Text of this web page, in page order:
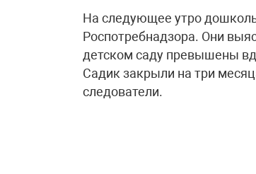
На следующее утро
Роспотребнадзора. Они
детском саду превышены
Садик закрыли на три
следователи.